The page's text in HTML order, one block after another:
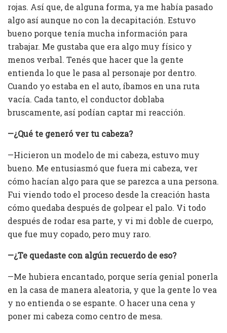
rojas. Así que, de alguna forma, ya me había pasado
algo así aunque no con la decapitación. Estuvo
bueno porque tenía mucha información para
trabajar. Me gustaba que era algo muy físico y
menos verbal. Tenés que hacer que la gente
entienda lo que le pasa al personaje por dentro.
Cuando yo estaba en el auto, íbamos en una ruta
vacía. Cada tanto, el conductor doblaba
bruscamente, así podían captar mi reacción.
—¿Qué te generó ver tu cabeza?
—Hicieron un modelo de mi cabeza, estuvo muy
bueno. Me entusiasmó que fuera mi cabeza, ver
cómo hacían algo para que se parezca a una persona.
Fui viendo todo el proceso desde la creación hasta
cómo quedaba después de golpear el palo. Vi todo
después de rodar esa parte, y vi mi doble de cuerpo,
que fue muy copado, pero muy raro.
—¿Te quedaste con algún recuerdo de eso?
—Me hubiera encantado, porque sería genial ponerla
en la casa de manera aleatoria, y que la gente lo vea
y no entienda o se espante. O hacer una cena y
poner mi cabeza como centro de mesa.